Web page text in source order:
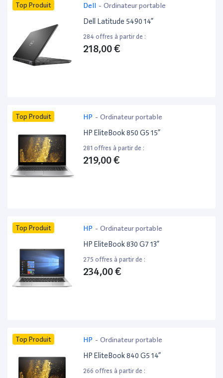
Top Produit Dell - Ordinateur portable
Dell Latitude 5490 14”
284 offres à partir de :
218,00 €
Top Produit HP - Ordinateur portable
HP EliteBook 850 G5 15”
281 offres à partir de :
219,00 €
Top Produit HP - Ordinateur portable
HP EliteBook 830 G7 13”
275 offres à partir de :
234,00 €
Top Produit HP - Ordinateur portable
HP EliteBook 840 G5 14”
266 offres à partir de :